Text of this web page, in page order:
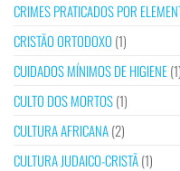
CRIMES PRATICADOS POR
CRISTÃO ORTODOXO (1)
CUIDADOS MÍNIMOS DE HIGIENE(1)
CULTO DOS MORTOS(1)
CULTURA AFRICANA(2)
CULTURA JUDAICO-CRISTÃ(1)